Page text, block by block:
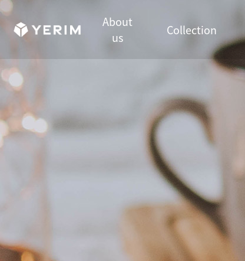
About
us
Collection